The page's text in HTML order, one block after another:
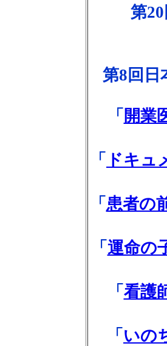
第
第8回日
「 開業
「 ドキ
「 患者の
「 運命
「 看護
「 いの